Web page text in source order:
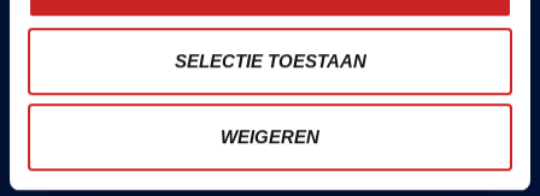
SELECTIE TOESTAAN
WEIGEREN